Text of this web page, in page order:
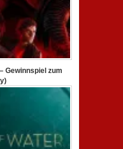
Gewinnspiel zum